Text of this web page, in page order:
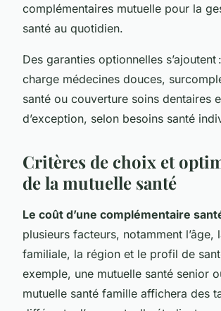
complémentaires mutuelle pour la
santé au quotidien.
Des garanties optionnelles s’ajoutent
charge médecines douces,
santé ou couverture soins dentaires
d’exception, selon besoins santé
Critères de choix et
de la mutuelle santé
Le coût d’une complémentaire
plusieurs facteurs, notamment l’âge,
familiale, la région et le profil de
exemple, une mutuelle santé senior
mutuelle santé famille affichera des